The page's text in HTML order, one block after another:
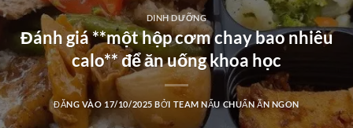
DINH DƯỠNG
Đánh giá **một hộp cơm chay bao nhiêu
calo** để ăn uống khoa học
ĐĂNG VÀO 17/10/2025 BỞI TEAM NẤU CHUẨN ĂN NGON